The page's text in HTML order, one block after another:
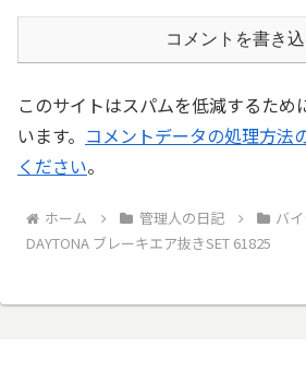
コメントを書き
このサイトはスパムを低減するため
います。 コメントデータの処理方法
ください。
ホーム 管理人の日記 バ
DAYTONA ブレーキエア抜きSET 61825